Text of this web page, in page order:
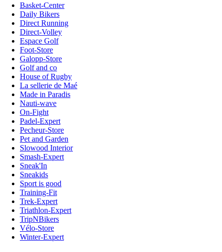
Basket-Center
Daily Bikers
Direct Running
Direct-Volley
Espace Golf
Foot-Store
Galopp-Store
Golf and co
House of Rugby
La sellerie de Maé
Made in Paradis
Nauti-wave
On-Fight
Padel-Expert
Pecheur-Store
Pet and Garden
Slowood Interior
Smash-Expert
Sneak'In
Sneakids
Sport is good
Training-Fit
Trek-Expert
Triathlon-Expert
TripNBikers
Vélo-Store
Winter-Expert